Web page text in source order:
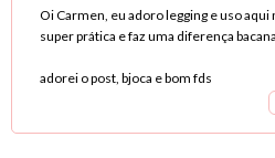
Oi Carmen, eu adoro legging e uso
super prática e faz uma diferença
adorei o post, bjoca e bom fds